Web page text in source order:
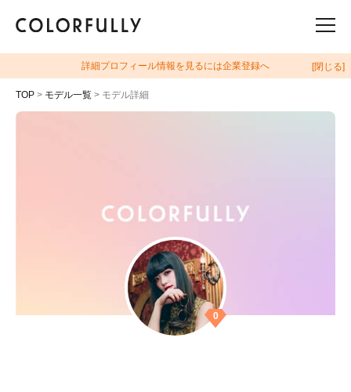
詳細プロフィール情報を見るには企業登録へ [閉じる]
TOP > モデル一覧 > モデル詳細
0